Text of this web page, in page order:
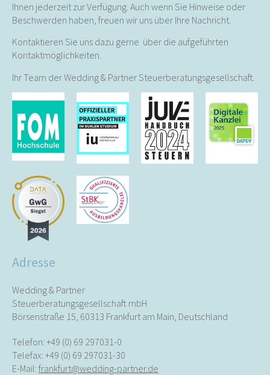
Ihnen jederzeit zur Verfügung. Auch wenn Sie Hinweise oder
Beschwerden haben, freuen wir uns über Ihre Nachricht.
Kontaktieren Sie uns dazu gerne über die aufgeführten
Kontaktmöglichkeiten.
Ihr Team der Wedding & Partner Steuerberatungsgesellschaft.
Adresse
Wedding & Partner
Steuerberatungsgesellschaft mbH
Börsenstraße 15, 60313 Frankfurt am Main, Deutschland
Telefon: +49 (0) 69 297031-0
Telefax: +49 (0) 69 297031-30
E-Mail: frankfurt@wedding-partner.de